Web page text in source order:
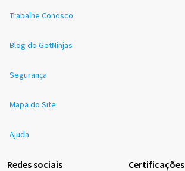
Trabalhe Conosco
Blog do GetNinjas
Segurança
Mapa do Site
Ajuda
Redes sociais Certificações